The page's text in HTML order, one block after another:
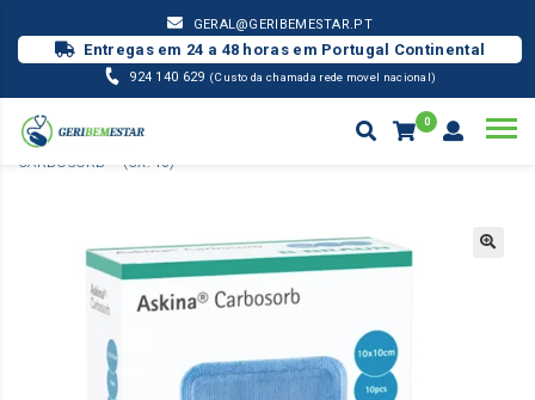
GERAL@GERIBEMESTAR.PT
Entregas em 24 a 48 horas em Portugal Continental
924 140 629 (Custo da chamada rede movel nacional)
0
MATERIAL PENSO
PENSO DE CARVÃO ACTIVO – ASKINA
CARBOSORB – (CX. 10)